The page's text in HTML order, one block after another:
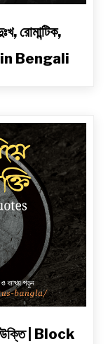
রোমান্টিক,
in Bengali
উক্তি | Block